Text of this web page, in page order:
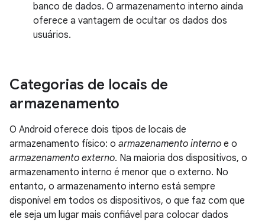
banco de dados. O armazenamento interno ainda
oferece a vantagem de ocultar os dados dos
usuários.
Categorias de locais de
armazenamento
O Android oferece dois tipos de locais de
armazenamento físico: o armazenamento interno e o
armazenamento externo. Na maioria dos dispositivos, o
armazenamento interno é menor que o externo. No
entanto, o armazenamento interno está sempre
disponível em todos os dispositivos, o que faz com que
ele seja um lugar mais confiável para colocar dados